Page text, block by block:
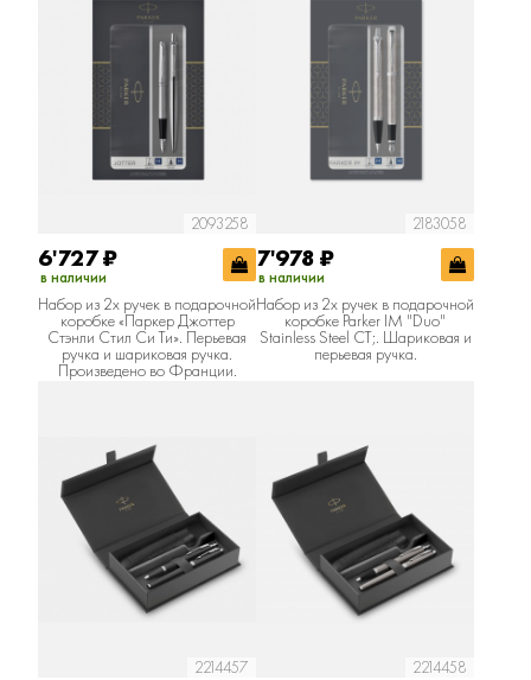
2093258
6'727₽
в наличии
Набор из 2х ручек в подарочной
коробке «Паркер Джоттер
Стэнли Стил Си Ти». Перьевая
ручка и шариковая ручка.
Произведено во Франции.
2183058
7'978 ₽
в наличии
Набор из 2х ручек в подарочной
коробке Parker IM "Duo"
Stainless Steel CT;. Шариковая и
перьевая ручка.
2214457 2214458